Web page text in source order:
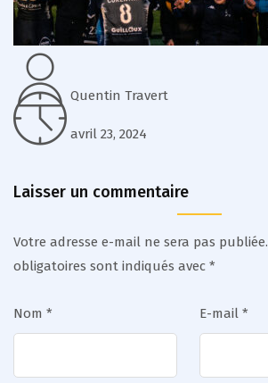
Quentin Travert
avril 23, 2024
Laisser un commentaire
Votre adresse e-mail ne sera pas publiée.
obligatoires sont indiqués avec *
Nom * E-mail *